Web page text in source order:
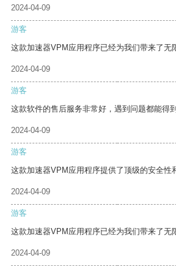
2024-04-09
游客
这款加速器VPM应用程序已经为我们带来了无
2024-04-09
游客
这款软件的售后服务非常好，遇到问题都能得
2024-04-09
游客
这款加速器VPM应用程序提供了顶级的安全性
2024-04-09
游客
这款加速器VPM应用程序已经为我们带来了无
2024-04-09